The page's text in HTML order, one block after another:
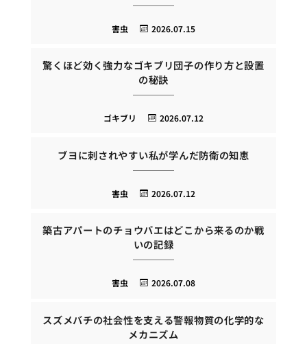
2026.07.15
害虫
驚くほど効く強力なゴキブリ団子の作り方と設置
の秘訣
2026.07.12
ゴキブリ
ブヨに刺されやすい私が学んだ防衛の知恵
2026.07.12
害虫
築古アパートのチョウバエはどこから来るのか戦
いの記録
2026.07.08
害虫
スズメバチの社会性を支える警報物質の化学的な
メカニズム